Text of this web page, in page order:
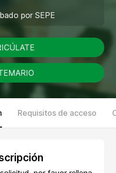
por SEPE
Requisitos de acceso